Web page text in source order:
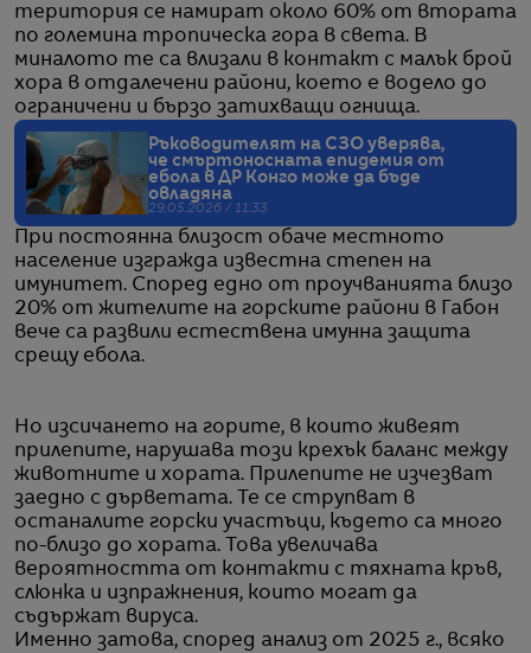
територия се намират около 60% от втората
по големина тропическа гора в света. В
миналото те са влизали в контакт с малък брой
хора в отдалечени райони, което е водело до
ограничени и бързо затихващи огнища.
Ръководителят на СЗО уверява,
че смъртоносната епидемия от
ебола в ДР Конго може да бъде
овладяна
29.05.2026 / 11:33
При постоянна близост обаче местното
население изгражда известна степен на
имунитет. Според едно от проучванията близо
20% от жителите на горските райони в Габон
вече са развили естествена имунна защита
срещу ебола.
Но изсичането на горите, в които живеят
прилепите, нарушава този крехък баланс между
животните и хората. Прилепите не изчезват
заедно с дърветата. Те се струпват в
останалите горски участъци, където са много
по-близо до хората. Това увеличава
вероятността от контакти с тяхната кръв,
слюнка и изпражнения, които могат да
съдържат вируса.
Именно затова, според анализ от 2025 г., всяко